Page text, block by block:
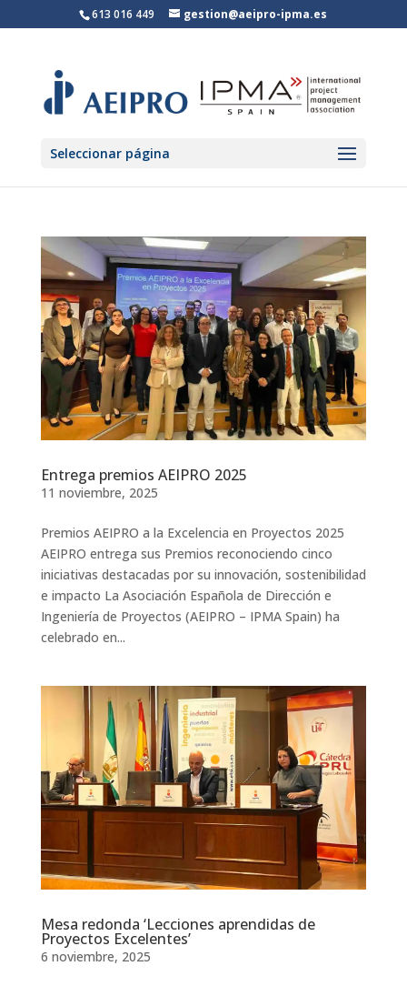
613 016 449 gestion@aeipro-ipma.es
Seleccionar página
Entrega premios AEIPRO 2025
11 noviembre, 2025
Premios AEIPRO a la Excelencia en Proyectos 2025
AEIPRO entrega sus Premios reconociendo cinco
iniciativas destacadas por su innovación, sostenibilidad
e impacto La Asociación Española de Dirección e
Ingeniería de Proyectos (AEIPRO – IPMA Spain) ha
celebrado en...
Mesa redonda ‘Lecciones aprendidas de
Proyectos Excelentes’
6 noviembre, 2025